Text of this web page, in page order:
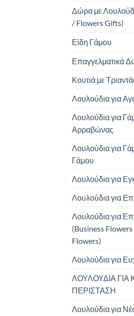
Δώρα με
/ Flowers Gifts)
Είδη Γάμου
Επαγγελματικά
Κουτιά με
Λουλούδια για
Λουλούδια για
Αρραβώνας
Λουλούδια για
Γάμου
Λουλούδια για
Λουλούδια για
Λουλούδια για
(Business
Flowers)
Λουλούδια για
ΛΟΥΛΟΥΔΙΑ ΓΙΑ
ΠΕΡΙΣΤΑΣΗ
Λουλούδια για